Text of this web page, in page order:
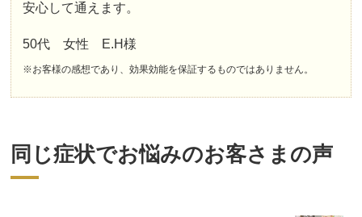
安心して通えます。
50代 女性 E.H様
※お客様の感想であり、効果効能を保証するものではありません。
同じ症状でお悩みのお客さまの声